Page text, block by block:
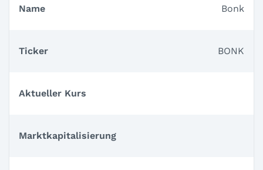
Name Bonk
Ticker BONK
Aktueller Kurs
Markt­kapitalisierung